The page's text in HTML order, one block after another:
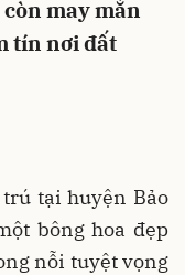
may mắn
tín nơi đất
tại huyện Bảo
bông hoa đẹp
nỗi tuyệt vọng